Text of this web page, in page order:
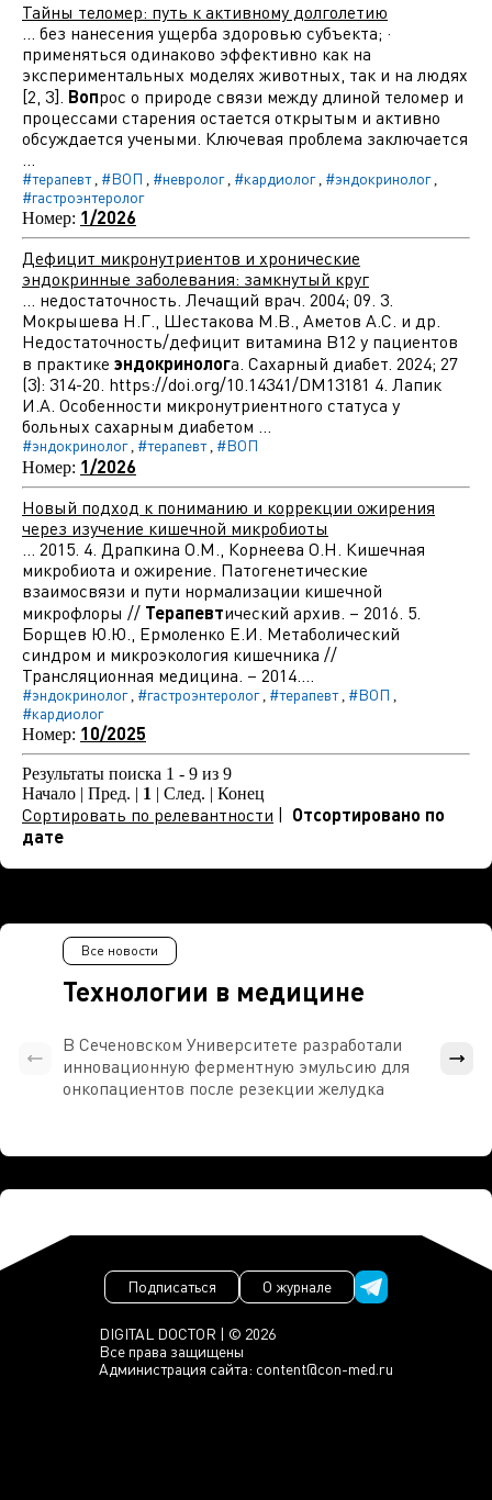
Тайны теломер: путь к активному долголетию
... без нанесения ущерба здоровью субъекта; ·
применяться одинаково эффективно как на
экспериментальных моделях животных, так и на людях
[2, 3]. Вопрос о природе связи между длиной теломер и
процессами старения остается открытым и активно
обсуждается учеными. Ключевая проблема заключается
...
#терапевт, #ВОП , #невролог, #кардиолог, #эндокринолог,
#гастроэнтеролог
Номер: 1/2026
Дефицит микронутриентов и хронические
эндокринные заболевания: замкнутый круг
... недостаточность. Лечащий врач. 2004; 09. 3.
Мокрышева Н.Г., Шестакова М.В., Аметов А.С. и др.
Недостаточность/дефицит витамина В12 у пациентов
в практике эндокринолога. Сахарный диабет. 2024; 27
(3): 314-20. https://doi.org/10.14341/DM13181 4. Лапик
И.А. Особенности микронутриентного статуса у
больных сахарным диабетом ...
#эндокринолог, #терапевт, #ВОП
Номер: 1/2026
Новый подход к пониманию и коррекции ожирения
через изучение кишечной микробиоты
... 2015. 4. Драпкина О.М., Корнеева О.Н. Кишечная
микробиота и ожирение. Патогенетические
взаимосвязи и пути нормализации кишечной
микрофлоры // Терапевтический архив. – 2016. 5.
Борщев Ю.Ю., Ермоленко Е.И. Метаболический
синдром и микроэкология кишечника //
Трансляционная медицина. – 2014....
#эндокринолог, #гастроэнтеролог, #терапевт, #ВОП ,
#кардиолог
Номер: 10/2025
Результаты поиска 1 - 9 из 9
Начало | Пред. | 1 | След. | Конец
Сортировать по релевантности
Отсортировано по
дате
Технологии в медицине
Все новости
В Сеченовском Университете разработали
инновационную ферментную эмульсию для
онкопациентов после резекции желудка
DIGITAL DOCTOR | © 2026
Все права защищены
Администрация сайта: content@con-med.ru
Подписаться О журнале